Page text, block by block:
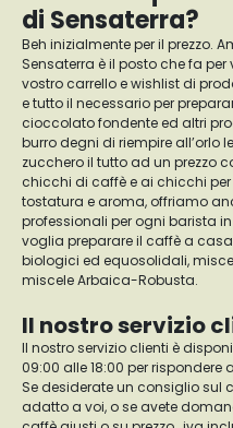
di Sensaterra?
Beh inizialmente per il prezzo.
Sensaterra è il posto che fa per
vostro carrello e wishlist di
e tutto il necessario per
cioccolato fondente ed altri
burro degni di riempire all’orlo
zucchero il tutto ad un prezzo
chicchi di caffè e ai chicchi
tostatura e aroma, offriamo
professionali per ogni barista
voglia preparare il caffè a
biologici ed equosolidali,
miscele Arbaica-Robusta.
Il nostro servizio
Il nostro servizio clienti è
09:00 alle 18:00 per rispondere
Se desiderate un consiglio sul
adatto a voi, o se avete